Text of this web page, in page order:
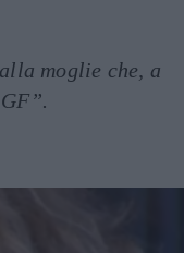
moglie che, a